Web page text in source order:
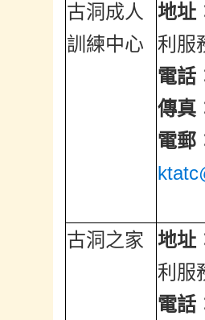
古洞成人
訓練中心
地址
利服
電話
傳真
電郵
古洞之家
地址
利服
電話